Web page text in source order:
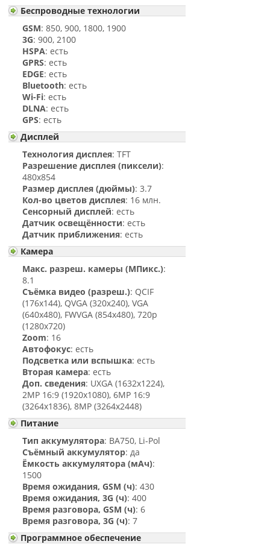
Беспроводные технологии
GSM: 850, 900, 1800, 1900
3G: 900, 2100
HSPA: есть
GPRS: есть
EDGE: есть
Bluetooth: есть
Wi-Fi: есть
DLNA: есть
GPS: есть
Дисплей
Технология дисплея: TFT
Разрешение дисплея (пиксели):
480x854
Размер дисплея (дюймы): 3.7
Кол-во цветов дисплея: 16 млн.
Сенсорный дисплей: есть
Датчик освещённости: есть
Датчик приближения: есть
Камера
Макс. разреш. камеры (МПикс.):
8.1
Съёмка видео (разреш.): QCIF
(176х144), QVGA (320x240), VGA
(640x480), FWVGA (854x480), 720p
(1280x720)
Zoom: 16
Автофокус: есть
Подсветка или вспышка: есть
Вторая камера: есть
Доп. сведения: UXGA (1632x1224),
2MP 16:9 (1920x1080), 6MP 16:9
(3264x1836), 8MP (3264x2448)
Питание
Тип аккумулятора: BA750, Li-Pol
Съёмный аккумулятор: да
Ёмкость аккумулятора (мАч):
1500
Время ожидания, GSM (ч): 430
Время ожидания, 3G (ч): 400
Время разговора, GSM (ч): 6
Время разговора, 3G (ч): 7
Программное обеспечение